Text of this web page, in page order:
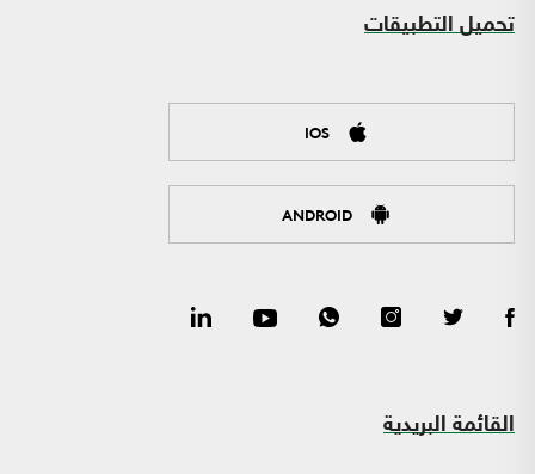
تحميل التطبيقات
IOS
ANDROID
القائمة البريدية